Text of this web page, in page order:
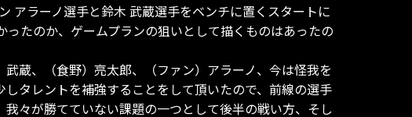
アラーノ選手と鈴木 武蔵選手をベンチに置くスタートに
たのか、ゲームプランの狙いとして描くものはあったの
蔵、（食野）亮太郎、（ファン）アラーノ、今は怪我を
タレントを補強することをして頂いたので、前線の選手
々が勝てていない課題の一つとして後半の戦い方、そし